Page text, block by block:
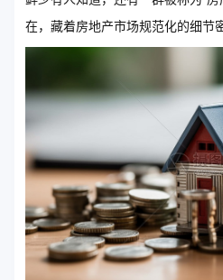
在，藏着房地产市场规范化的细节